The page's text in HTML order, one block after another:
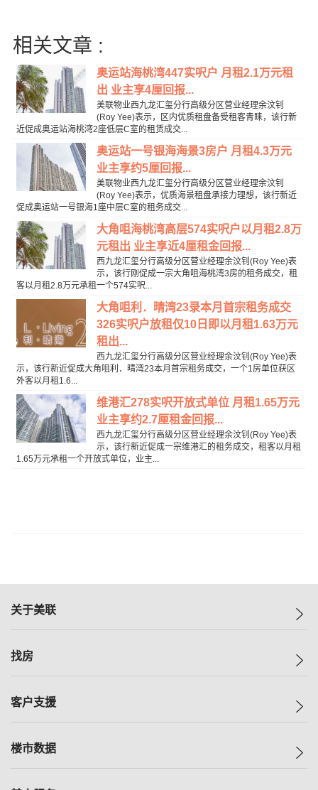
相关文章 :
奥运站海桃湾447实呎户 月租2.1万元租
出 业主享4厘回报...
美联物业西九龙汇玺分行高级分区营业经理余汶钊
(Roy Yee)表示，区内优质租盘备受租客青睐，该行新
近促成奥运站海桃湾2座低层C室的租赁成交...
奥运站一号银海海景3房户 月租4.3万元
业主享约5厘回报...
美联物业西九龙汇玺分行高级分区营业经理余汶钊
(Roy Yee)表示，优质海景租盘承接力理想，该行新近
促成奥运站一号银海1座中层C室的租务成交...
大角咀海桃湾高层574实呎户以月租2.8万
元租出 业主享近4厘租金回报...
西九龙汇玺分行高级分区营业经理余汶钊(Roy Yee)表
示，该行刚促成一宗大角咀海桃湾3房的租务成交，租
客以月租2.8万元承租一个574实呎...
大角咀利．晴湾23录本月首宗租务成交
326实呎户放租仅10日即以月租1.63万元
租出...
西九龙汇玺分行高级分区营业经理余汶钊(Roy Yee)表
示，该行新近促成大角咀利．晴湾23本月首宗租务成交，一个1房单位获区
外客以月租1.6...
维港汇278实呎开放式单位 月租1.65万元
业主享约2.7厘租金回报...
西九龙汇玺分行高级分区营业经理余汶钊(Roy Yee)表
示，该行新近促成一宗维港汇的租务成交，租客以月租
1.65万元承租一个开放式单位，业主...
关于美联
美联集团
人才招募
找房
一手新房
减价
客户支援
自助放盘
楼市数据